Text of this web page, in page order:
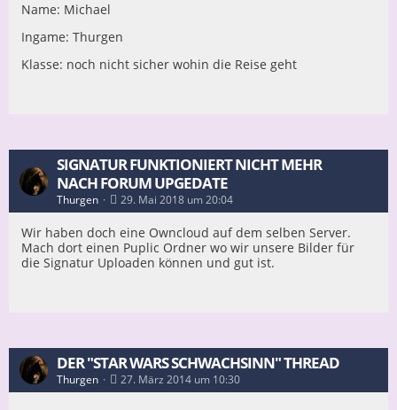
Name: Michael
Ingame: Thurgen
Klasse: noch nicht sicher wohin die Reise geht
SIGNATUR FUNKTIONIERT NICHT MEHR
NACH FORUM UPGEDATE
Thurgen 29. Mai 2018 um 20:04
Wir haben doch eine Owncloud auf dem selben Server.
Mach dort einen Puplic Ordner wo wir unsere Bilder für
die Signatur Uploaden können und gut ist.
DER "STAR WARS SCHWACHSINN" THREAD
Thurgen 27. März 2014 um 10:30